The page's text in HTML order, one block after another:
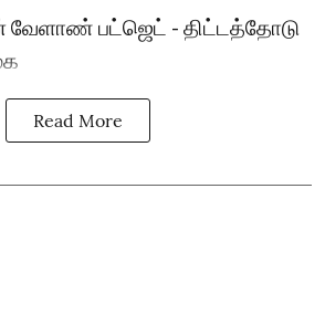
வேளாண் பட்ஜெட் - திட்டத்தோடு
Read More